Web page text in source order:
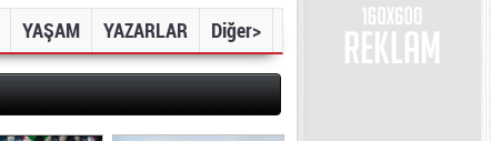
YAŞAM YAZARLAR Diğer>